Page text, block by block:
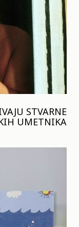
STVARNE
UMETNIKA